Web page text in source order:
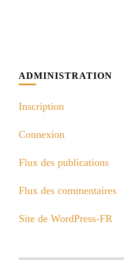
ADMINISTRATION
Inscription
Connexion
Flux des publications
Flux des commentaires
Site de WordPress-FR